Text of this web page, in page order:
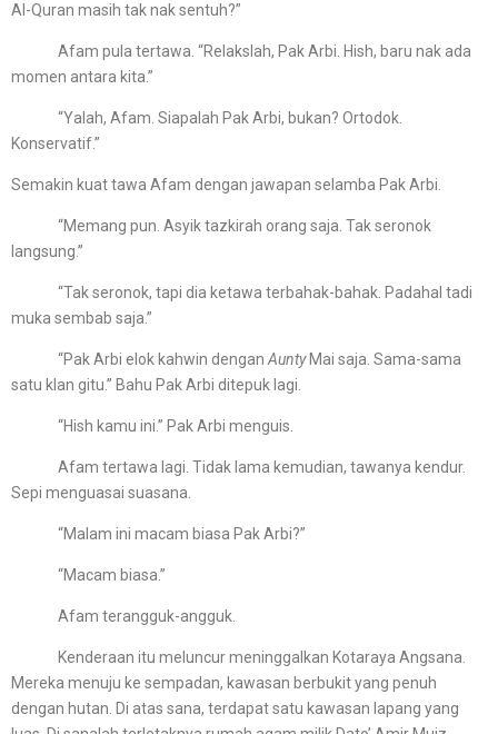
Al-Quran masih tak nak sentuh?”
Afam pula tertawa. “Relakslah, Pak Arbi. Hish, baru nak ada
momen antara kita.”
“Yalah, Afam. Siapalah Pak Arbi, bukan? Ortodok.
Konservatif.”
Semakin kuat tawa Afam dengan jawapan selamba Pak Arbi.
“Memang pun. Asyik tazkirah orang saja. Tak seronok
langsung.”
“Tak seronok, tapi dia ketawa terbahak-bahak. Padahal tadi
muka sembab saja.”
“Pak Arbi elok kahwin denganAuntyMai saja. Sama-sama
satu klan gitu.” Bahu Pak Arbi ditepuk lagi.
“Hish kamu ini.” Pak Arbi menguis.
Afam tertawa lagi. Tidak lama kemudian, tawanya kendur.
Sepi menguasai suasana.
“Malam ini macam biasa Pak Arbi?”
“Macam biasa.”
Afam terangguk-angguk.
Kenderaan itu meluncur meninggalkan Kotaraya Angsana.
Mereka menuju ke sempadan, kawasan berbukit yang penuh
dengan hutan. Di atas sana, terdapat satu kawasan lapang yang